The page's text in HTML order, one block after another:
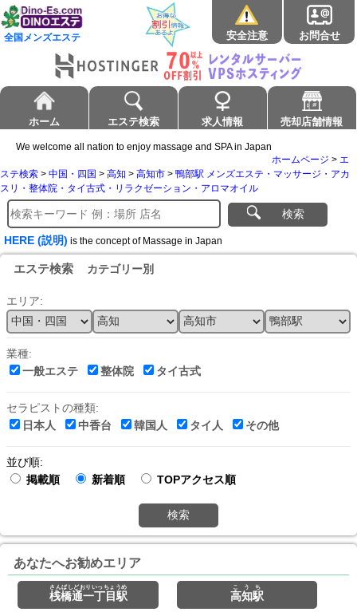
全国メンズエステ 安全注意 お問合せ
ホーム エステ検索 求人情報 売却店舗情報
We welcome all nation to enjoy massage and SPA in Japan
ホームページ > エ
ステ検索 > 中国・四国 > 高知 > 高知市 > 鴨部駅 メンズエステ・マッサージ・アカ
スリ・整体院・タイ古式・リラクゼーション・アロマオイル
検索
HERE (説明) is the concept of Massage in Japan
エステ検索 カテゴリー別
エリア:
業種:
一般エステ
整体院 タイ古式
セラピストの種類:
日本人
中香台 韓国人 タイ人 その他
並び順:
掲載順
新着順 TOPアクセス順
検索
あなたへお勧めエリア
桟橋通一丁目駅
さんばしどおりいっちょうめ
高知駅
こうち